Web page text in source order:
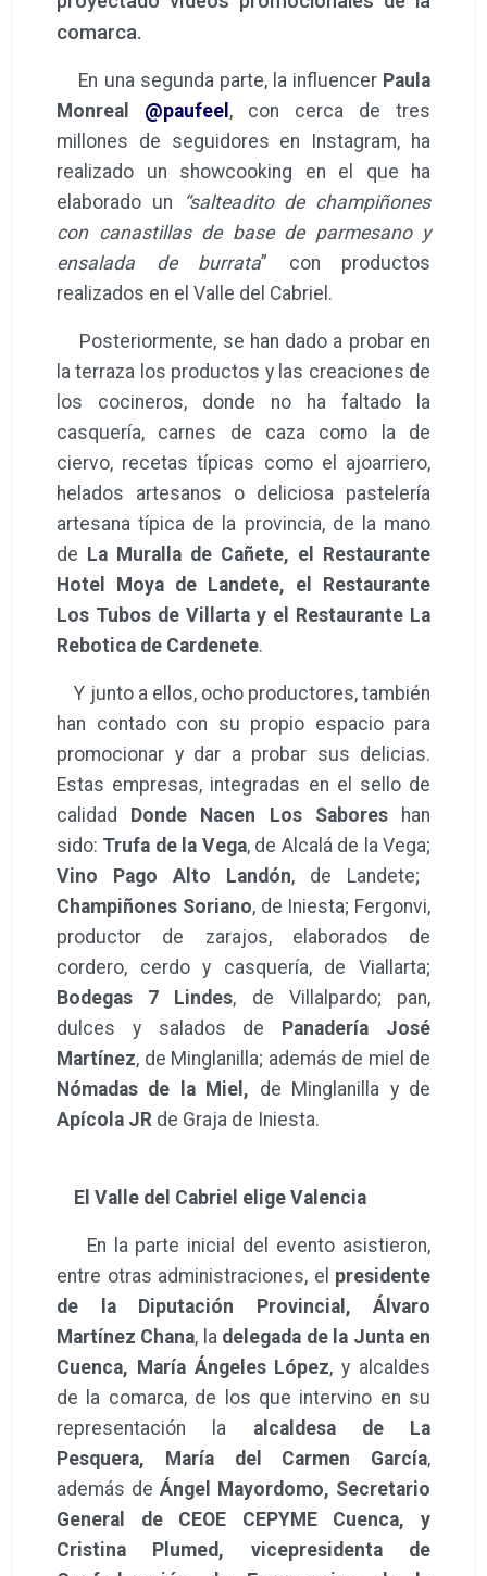
los cocineros, donde no ha faltado la
ciervo, recetas típicas como el ajoarriero,
helados artesanos o deliciosa pastelería
artesana típica de la provincia, de la mano
deLa Muralla de Cañete, el Restaurante
Hotel Moya de Landete, el Restaurante
Los Tubos de Villarta y el Restaurante La
Rebotica de Cardenete.
han contado con su propio espacio para
promocionar y dar a probar sus delicias.
Estas empresas, integradas en el sello de
calidadDonde Nacen Los Sabores
han
sido:Trufa de la Vega, de Alcalá de la Vega;
Vino Pago Alto Landón, de Landete;
Champiñones Soriano, de Iniesta; Fergonvi,
productor de zarajos, elaborados de
cordero, cerdo y casquería, de Viallarta;
Bodegas 7 Lindes , de Villalpardo; pan,
dulces y salados de
Martínez , de Minglanilla; además de miel de
Nómadas de la Miel, de Minglanilla y de
Apícola JRde Graja de Iniesta.
El Valle del Cabriel elige Valencia
En la parte inicial del evento asistieron,
entre otras administraciones, elpresidente
de la Diputación Provincial, Álvaro
Martínez Chana , la
delegada de la Junta en
Cuenca, María Ángeles López, y alcaldes
de la comarca, de los que intervino en su
representación laalcaldesa de La
Pesquera, María del Carmen García,
además deÁngel Mayordomo, Secretario
Confederación de Empresarios de la
Comunidad Valenciana, entre otros.
En su intervención, el presidente
provincial ha puesto de manifiesto elPlan
de Sostenibilidad Turística, puesto que era
un proyecto de una envergadura nunca
antes vista en la Diputación, y que gracias al
trabajo de todo el servicio hoy está al 80
por ciento de ejecución, pudiendo
demostrar que ya es una realidad de la
mano del sector privado, con la
Confederación de Empresarios en primera